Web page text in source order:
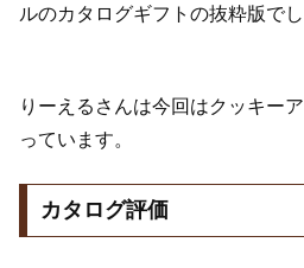
ルのカタログギフトの抜粋版でし
りーえるさんは今回はクッキー
っています。
カタログ評価